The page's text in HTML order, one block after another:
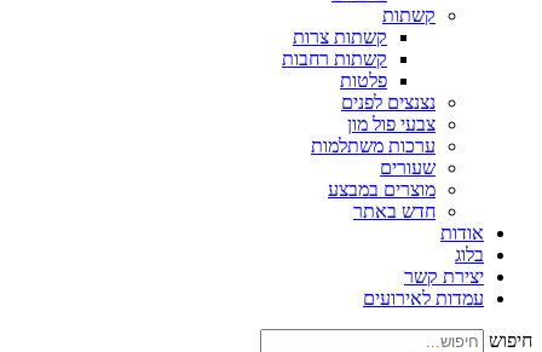
קשתות
קשתות צרות
קשתות רחבות
פלטות
נצנצים לפנים
צבעי פול מון
ערכות משתלמות
שעורים
מוצרים במבצע
חדש באתר
אודות
בלוג
יצירת קשר
עמדות לאירועים